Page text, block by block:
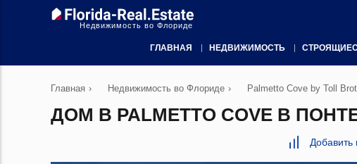
Недвижимость во Флориде
ГЛАВНАЯ НЕДВИЖИМОСТЬ
Главная › Недвижимость во Флориде › Palmetto Cove by Toll
ДОМ В PALMETTO COVE В
Добавить